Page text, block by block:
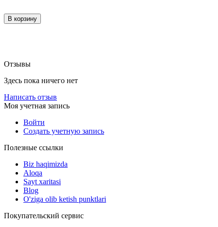
В корзину
Отзывы
Здесь пока ничего нет
Написать отзыв
Моя учетная запись
Войти
Создать учетную запись
Полезные ссылки
Biz haqimizda
Aloqa
Sayt xaritasi
Blog
O'ziga olib ketish punktlari
Покупательский сервис